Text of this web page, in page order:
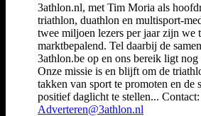
3athlon.nl, met Tim Moria als
triathlon, duathlon en multisport-
twee miljoen lezers per jaar zijn we
marktbepalend. Tel daarbij de
3athlon.be op en ons bereik ligt
Onze missie is en blijft om de
takken van sport te promoten en de
positief daglicht te stellen... Contact:
Adverteren@3athlon.nl